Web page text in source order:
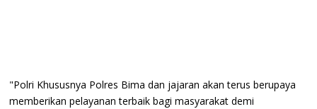
"Polri Khususnya Polres Bima dan jajaran akan terus berupaya
memberikan pelayanan terbaik bagi masyarakat demi